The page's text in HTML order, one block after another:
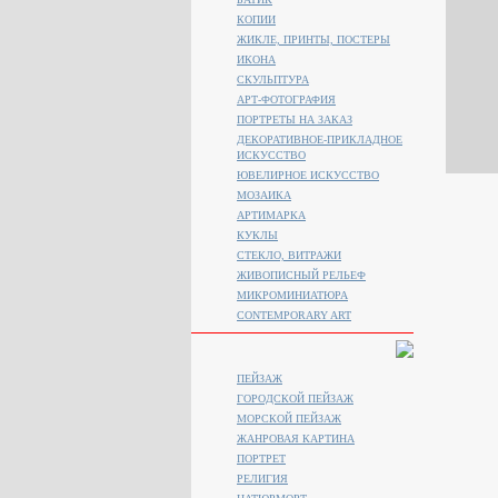
КОПИИ
ЖИКЛЕ, ПРИНТЫ, ПОСТЕРЫ
ИКОНА
СКУЛЬПТУРА
АРТ-ФОТОГРАФИЯ
ПОРТРЕТЫ НА ЗАКАЗ
ДЕКОРАТИВНОЕ-ПРИКЛАДНОЕ
ИСКУССТВО
ЮВЕЛИРНОЕ ИСКУССТВО
МОЗАИКА
АРТИМАРКА
КУКЛЫ
СТЕКЛО, ВИТРАЖИ
ЖИВОПИСНЫЙ РЕЛЬЕФ
МИКРОМИНИАТЮРА
CONTEMPORARY ART
ПЕЙЗАЖ
ГОРОДСКОЙ ПЕЙЗАЖ
МОРСКОЙ ПЕЙЗАЖ
ЖАНРОВАЯ КАРТИНА
ПОРТРЕТ
РЕЛИГИЯ